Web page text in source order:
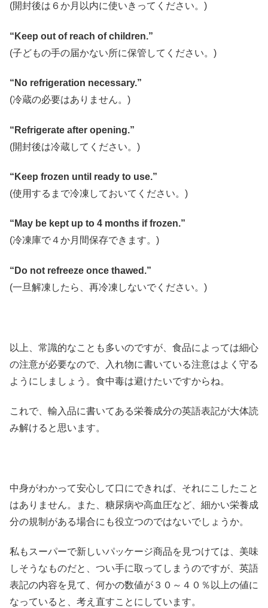
(開封後は６か月以内に使いきってください。)
“Keep out of reach of children.”
(子どもの手の届かない所に保管してください。)
“No refrigeration necessary.”
(冷蔵の必要はありません。)
“Refrigerate after opening.”
(開封後は冷蔵してください。)
“Keep frozen until ready to use.”
(使用するまで冷凍しておいてください。)
“May be kept up to 4 months if frozen.”
(冷凍庫で４か月間保存できます。)
“Do not refreeze once thawed.”
(一旦解凍したら、再冷凍しないでください。)
以上、常識的なことも多いのですが、食品によっては細心
の注意が必要なので、入れ物に書いている注意はよく守る
ようにしましょう。食中毒は避けたいですからね。
これで、輸入品に書いてある栄養成分の英語表記が大体読
み解けると思います。
中身がわかって安心して口にできれば、それにこしたこと
はありません。また、糖尿病や高血圧など、細かい栄養成
分の規制がある場合にも役立つのではないでしょうか。
私もスーパーで新しいパッケージ商品を見つけては、美味
しそうなものだと、つい手に取ってしまうのですが、英語
表記の内容を見て、何かの数値が３０～４０％以上の値に
なっていると、考え直すことにしています。